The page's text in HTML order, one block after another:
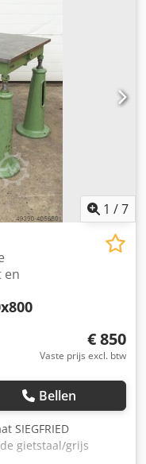
1 /7
en
€ 850
Vaste prijs excl. btw
Bellen
SIEGFRIED
gietstaal/grijs